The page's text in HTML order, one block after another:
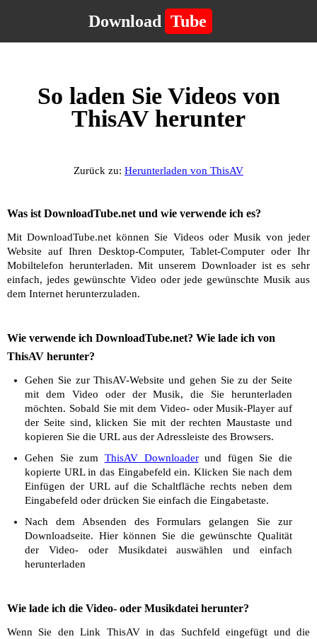
Download Tube
So laden Sie Videos von
ThisAV herunter
Zurück zu: Herunterladen von ThisAV
Was ist DownloadTube.net und wie verwende ich es?
Mit DownloadTube.net können Sie Videos oder Musik von jeder
Website auf Ihren Desktop-Computer, Tablet-Computer oder Ihr
Mobiltelefon herunterladen. Mit unserem Downloader ist es sehr
einfach, jedes gewünschte Video oder jede gewünschte Musik aus
dem Internet herunterzuladen.
Wie verwende ich DownloadTube.net? Wie lade ich von
ThisAV herunter?
Gehen Sie zur ThisAV-Website und gehen Sie zu der Seite
mit dem Video oder der Musik, die Sie herunterladen
möchten. Sobald Sie mit dem Video- oder Musik-Player auf
der Seite sind, klicken Sie mit der rechten Maustaste und
kopieren Sie die URL aus der Adressleiste des Browsers.
Gehen Sie zum ThisAV Downloaderund fügen Sie die
kopierte URL in das Eingabefeld ein. Klicken Sie nach dem
Einfügen der URL auf die Schaltfläche rechts neben dem
Eingabefeld oder drücken Sie einfach die Eingabetaste.
Nach dem Absenden des Formulars gelangen Sie zur
Downloadseite. Hier können Sie die gewünschte Qualität
der Video- oder Musikdatei auswählen und einfach
herunterladen
Wie lade ich die Video- oder Musikdatei herunter?
Wenn Sie den Link ThisAV in das Suchfeld eingefügt und die